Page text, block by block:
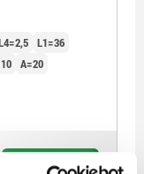
L1=36
A=20
DETALLES